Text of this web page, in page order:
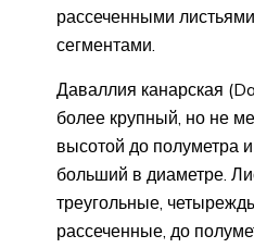
рассеченными
сегментами.
Даваллия канарская
более крупный, но не
высотой до полуметра
больший в диаметре.
треугольные,
рассеченные, до